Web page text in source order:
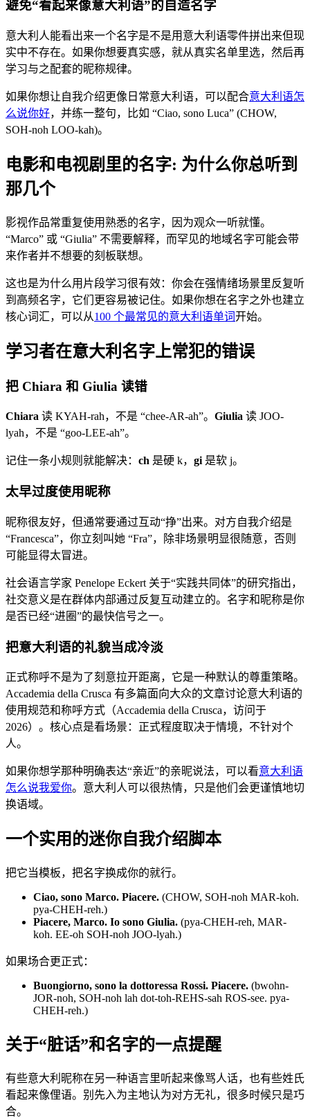
避免“看起来像意大利语”的自造名字
意大利人能看出来一个名字是不是用意大利语零件拼出来但现
实中不存在。如果你想要真实感，就从真实名单里选，然后再
学习与之配套的昵称规律。
如果你想让自我介绍更像日常意大利语，可以配合意大利语怎
么说你好，并练一整句，比如 “Ciao, sono Luca” (CHOW,
SOH-noh LOO-kah)。
电影和电视剧里的名字: 为什么你总听到
那几个
影视作品常重复使用熟悉的名字，因为观众一听就懂。
“Marco” 或 “Giulia” 不需要解释，而罕见的地域名字可能会带
来作者并不想要的刻板联想。
这也是为什么用片段学习很有效：你会在强情绪场景里反复听
到高频名字，它们更容易被记住。如果你想在名字之外也建立
核心词汇，可以从100 个最常见的意大利语单词开始。
学习者在意大利名字上常犯的错误
把 Chiara 和 Giulia 读错
Chiara 读 KYAH-rah，不是 “chee-AR-ah”。 Giulia 读 JOO-
lyah，不是 “goo-LEE-ah”。
记住一条小规则就能解决： ch 是硬 k， gi是软 j。
太早过度使用昵称
昵称很友好，但通常要通过互动“挣”出来。对方自我介绍是
“Francesca”，你立刻叫她 “Fra”，除非场景明显很随意，否则
可能显得太冒进。
社会语言学家 Penelope Eckert 关于“实践共同体”的研究指出，
社交意义是在群体内部通过反复互动建立的。名字和昵称是你
是否已经“进圈”的最快信号之一。
把意大利语的礼貌当成冷淡
正式称呼不是为了刻意拉开距离，它是一种默认的尊重策略。
Accademia della Crusca 有多篇面向大众的文章讨论意大利语的
使用规范和称呼方式（Accademia della Crusca，访问于
2026）。核心点是看场景：正式程度取决于情境，不针对个
人。
如果你想学那种明确表达“亲近”的亲昵说法，可以看意大利语
怎么说我爱你。意大利人可以很热情，只是他们会更谨慎地切
换语域。
一个实用的迷你自我介绍脚本
把它当模板，把名字换成你的就行。
Ciao, sono Marco. Piacere. (CHOW, SOH-noh MAR-koh.
pya-CHEH-reh.)
Piacere, Marco. Io sono Giulia. (pya-CHEH-reh, MAR-
koh. EE-oh SOH-noh JOO-lyah.)
如果场合更正式：
Buongiorno, sono la dottoressa Rossi. Piacere. (bwohn-
JOR-noh, SOH-noh lah dot-toh-REHS-sah ROS-see. pya-
CHEH-reh.)
关于“脏话”和名字的一点提醒
有些意大利昵称在另一种语言里听起来像骂人话，也有些姓氏
看起来像俚语。别先入为主地认为对方无礼，很多时候只是巧
合。